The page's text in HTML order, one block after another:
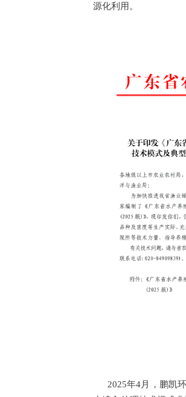
源化利用。
2025年4月，鹏凯